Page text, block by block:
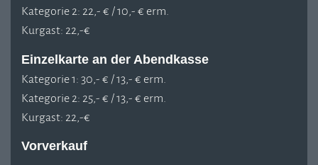
Kategorie 2: 22,- € / 10,- € erm.
Kurgast: 22,-€
Einzelkarte an der Abendkasse
Kategorie 1: 30,- € / 13,- € erm.
Kategorie 2: 25,- € / 13,- € erm.
Kurgast: 22,-€
Vorverkauf